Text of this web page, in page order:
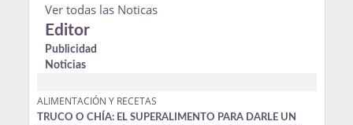
Ver todas las Noticas
Editor
Publicidad
Noticias
ALIMENTACIÓN Y RECETAS
TRUCO O CHÍA: EL SUPERALIMENTO PARA DARLE UN